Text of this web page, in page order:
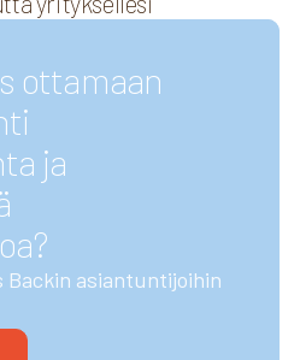
ottamaan
ja
Backin asiantuntijoihin